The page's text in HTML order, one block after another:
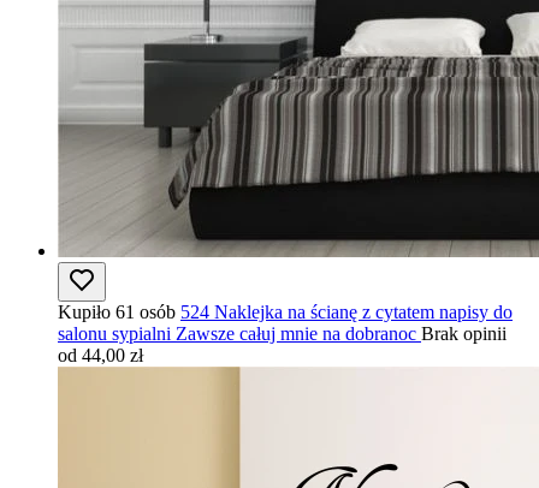
Kupiło 61 osób 524 Naklejka na ścianę z cytatem napisy do
salonu sypialni Zawsze całuj mnie na dobranoc Brak opinii
od 44,00 zł